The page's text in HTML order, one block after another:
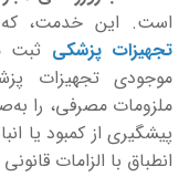
است. این خدمت، که
تجهیزات پزشکی ثبت
موجودی تجهیزات
ملزومات مصرفی، را
پیشگیری از کمبود یا
انطباق با الزامات